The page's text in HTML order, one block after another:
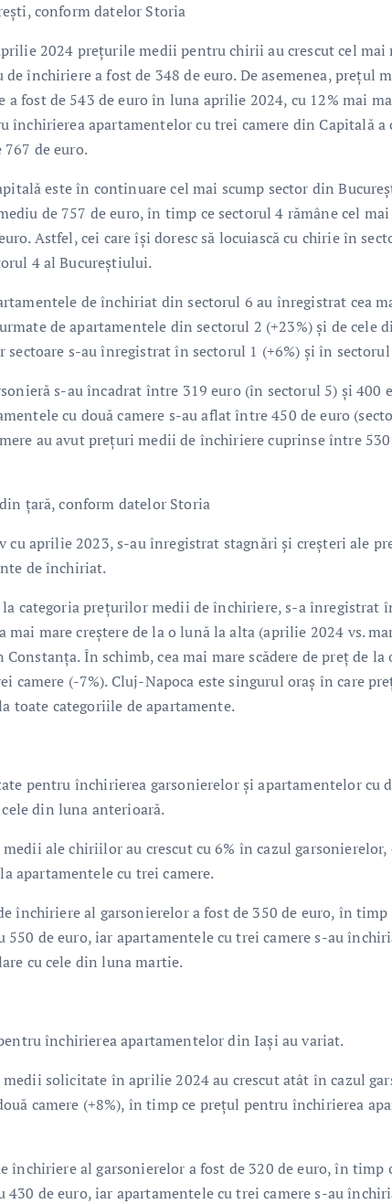
conform datelor Storia
2024 prețurile medii pentru chirii au crescut cel mai
închiriere a fost de 348 de euro. De asemenea, prețul
fost de 543 de euro în luna aprilie 2024, cu 12% mai
apartamentelor cu trei camere din Capitală a
de euro.
este în continuare cel mai scump sector din
de 757 de euro, în timp ce sectorul 4 rămâne cel
Astfel, cei care își doresc să locuiască cu chirie în
4 al Bucureștiului.
de închiriat din sectorul 6 au înregistrat cea
de apartamentele din sectorul 2 (+23%) și de cele
sectoare s-au înregistrat în sectorul 1 (+6%) și în sectorul
s-au încadrat între 319 euro (în sectorul 5) și 400
cu două camere s-au aflat între 450 de euro
au avut prețuri medii de închiriere cuprinse între
țară, conform datelor Storia
aprilie 2023, s-au înregistrat stagnări și creșteri ale
de închiriat.
la categoria prețurilor medii de închiriere, s-a înregistrat
mai mare creștere de la o lună la alta (aprilie 2024 vs.
În schimb, cea mai mare scădere de preț de
camere (-7%). Cluj-Napoca este singurul oraș în care
toate categoriile de apartamente.
pentru închirierea garsonierelor și apartamentelor cu
din luna anterioară.
ale chiriilor au crescut cu 6% în cazul garsonierelor,
apartamentele cu trei camere.
închiriere al garsonierelor a fost de 350 de euro, în timp
550 de euro, iar apartamentele cu trei camere s-au
cu cele din luna martie.
închirierea apartamentelor din Iași au variat.
solicitate în aprilie 2024 au crescut atât în cazul
camere (+8%), în timp ce prețul pentru închirierea
al garsonierelor a fost de 320 de euro, în timp
430 de euro, iar apartamentele cu trei camere s-au